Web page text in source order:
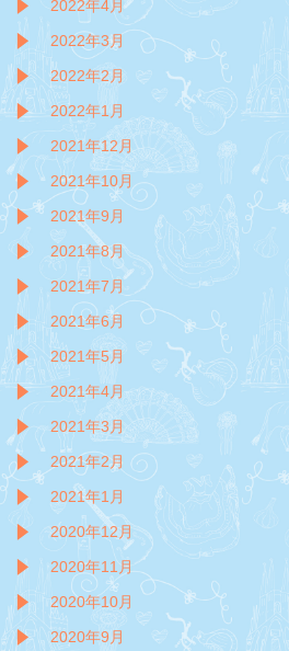
2022年4月
2022年3月
2022年2月
2022年1月
2021年12月
2021年10月
2021年9月
2021年8月
2021年7月
2021年6月
2021年5月
2021年4月
2021年3月
2021年2月
2021年1月
2020年12月
2020年11月
2020年10月
2020年9月